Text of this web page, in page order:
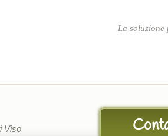
La soluzione
Viso